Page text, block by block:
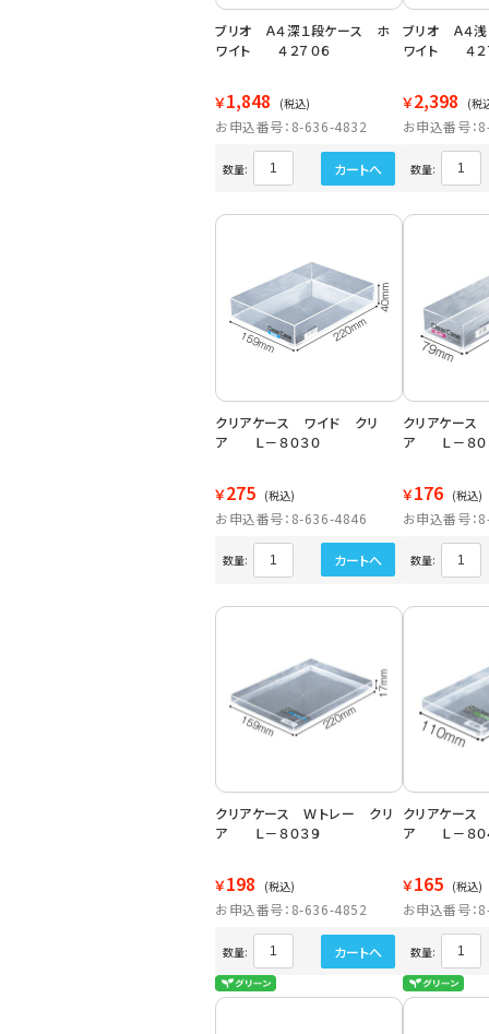
ブリオ Ａ４深１段ケース ホ
ワイト ４２７０６
￥1,848 (税込)
お申込番号：8-636-4832
数量: カートへ
ブリオ Ａ４
ワイト ４２
￥2,398 (税
お申込番号
数量:
クリアケース ワイド クリ
ア Ｌ－８０３０
￥275 (税込)
お申込番号：8-636-4846
数量: カートへ
クリアケー
ア Ｌ－８０
￥176 (税込)
お申込番号
数量:
クリアケース Ｗトレー クリ
ア Ｌ－８０３９
￥198 (税込)
お申込番号：8-636-4852
数量: カートへ
クリアケー
ア Ｌ－８０
￥165 (税込)
お申込番号
数量: